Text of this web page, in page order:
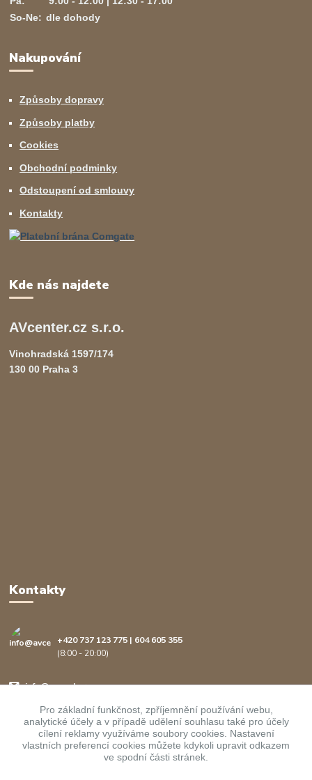
So-Ne: dle dohody
Nakupování
Způsoby dopravy
Způsoby platby
Cookies
Obchodní podminky
Odstoupení od smlouvy
Kontakty
Kde nás najdete
AVcenter.cz s.r.o.
Vinohradská 1597/174
130 00 Praha 3
Kontakty
+420 737 123 775 | 604 605 355
(8:00 - 20:00)
info@avcenter.cz
Pro základní funkčnost, zpříjemnění používání webu,
analytické účely a v případě udělení souhlasu také pro účely
cílení reklamy využíváme soubory cookies. Nastavení
vlastních preferencí cookies můžete kdykoli upravit odkazem
ve spodní části stránek.